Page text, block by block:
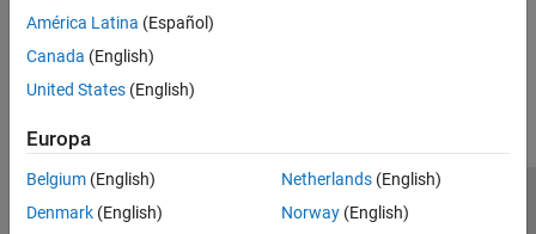
América Latina (Español)
Canada (English)
United States (English)
Europa
Belgium (English)
Denmark (English)
Netherlands(English)
Norway(English)
Centro di fiducia
Informativa sulla privacy